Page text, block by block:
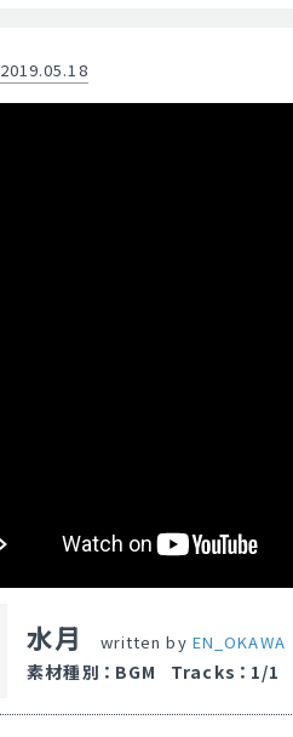
2019.05.18
水月 written by EN_OKAWA
素材種別 ： BGM Tracks ： 1/1